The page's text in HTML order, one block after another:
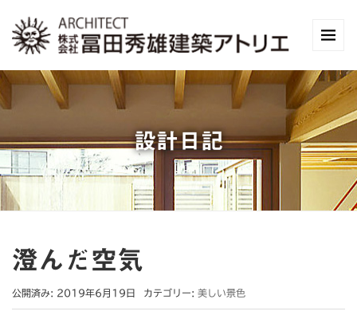
設計日記
澄んだ空気
公開済み: 2019年6月19日 カテゴリー: 美しい景色